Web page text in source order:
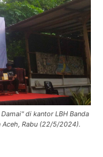
di kantor LBH Banda
Aceh, Rabu (22/5/2024).